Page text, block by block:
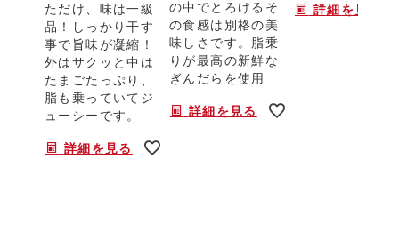
ただけ、味は一級
品！しっかり干す
事で旨味が凝縮！
外はサクッと中は
たまごたっぷり、
脂も乗っていてジ
ューシーです。
詳細を見る
の中でとろけるそ
の食感は別格の美
味しさです。脂乗
りが最高の新鮮な
ぎんだらを使用
詳細を見る
詳細を見る